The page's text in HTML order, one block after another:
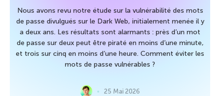
Nous avons revu notre étude sur la vulnérabilité des mots
de passe divulgués sur le Dark Web, initialement menée il y
a deux ans. Les résultats sont alarmants : près d’un mot
de passe sur deux peut être piraté en moins d’une minute,
et trois sur cinq en moins d’une heure. Comment éviter les
mots de passe vulnérables ?
25 Mai 2026